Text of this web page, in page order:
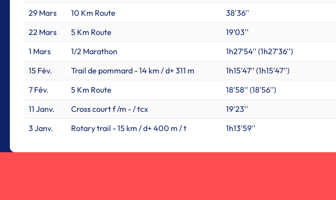
29 Mars
10 Km Route 38'36''
22 Mars
5 Km Route 19'03''
1 Mars
1/2 Marathon 1h27'54'' (1h27'36'')
15 Fév.
Trail de pommard - 14 km / d+ 311 m 1h15'47'' (1h15'47'')
7 Fév.
5 Km Route 18'58'' (18'56'')
11 Janv.
Cross court f /m - / tcx 19'23''
3 Janv.
Rotary trail - 15 km / d+ 400 m / t 1h13'59''